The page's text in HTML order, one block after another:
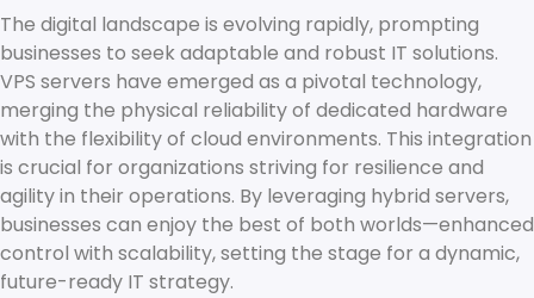
The digital landscape is evolving rapidly, prompting
businesses to seek adaptable and robust IT solutions.
VPS servers have emerged as a pivotal technology,
merging the physical reliability of dedicated hardware
with the flexibility of cloud environments. This integration
is crucial for organizations striving for resilience and
agility in their operations. By leveraging hybrid servers,
businesses can enjoy the best of both worlds—enhanced
control with scalability, setting the stage for a dynamic,
future-ready IT strategy.